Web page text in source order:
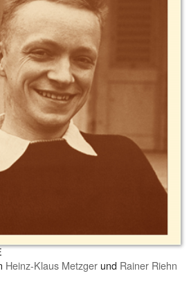
Heinz-Klaus Metzger und Rainer Riehn